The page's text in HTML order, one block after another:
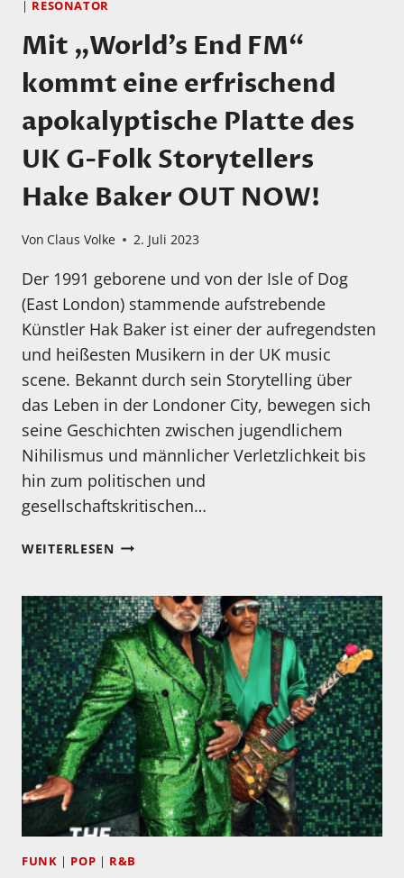
| RESONATOR
Mit „World’s End FM“
kommt eine erfrischend
apokalyptische Platte des
UK G-Folk Storytellers
Hake Baker OUT NOW!
Von Claus Volke 2. Juli 2023
Der 1991 geborene und von der Isle of Dog
(East London) stammende aufstrebende
Künstler Hak Baker ist einer der aufregendsten
und heißesten Musikern in der UK music
scene. Bekannt durch sein Storytelling über
das Leben in der Londoner City, bewegen sich
seine Geschichten zwischen jugendlichem
Nihilismus und männlicher Verletzlichkeit bis
hin zum politischen und
gesellschaftskritischen…
WEITERLESENMIT
FM“
KOMMT
EINE
ERFRISCHEND
APOKALYPTISCHE
PLATTE
DES
UK
G-
FOLK
STORYTELLERS
HAKE
BAKER
FUNK | POP | R&B